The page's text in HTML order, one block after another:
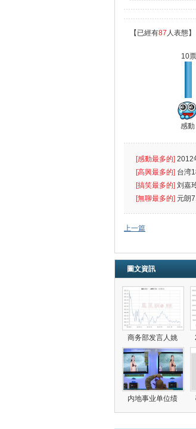
【已經有87 人表態】
10票
感動
[感動最多的] 2012
出首位
[高興最多的] 台湾
[搞笑最多的] 刘嘉
遮
[無聊最多的] 元朗
催
上一篇
圖文資訊
商务部发言人姚
内地事业单位绩